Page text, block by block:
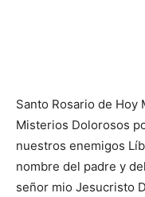
Santo Rosario de Hoy
Misterios Dolorosos
nuestros enemigos
nombre del padre y
señor mio Jesucristo